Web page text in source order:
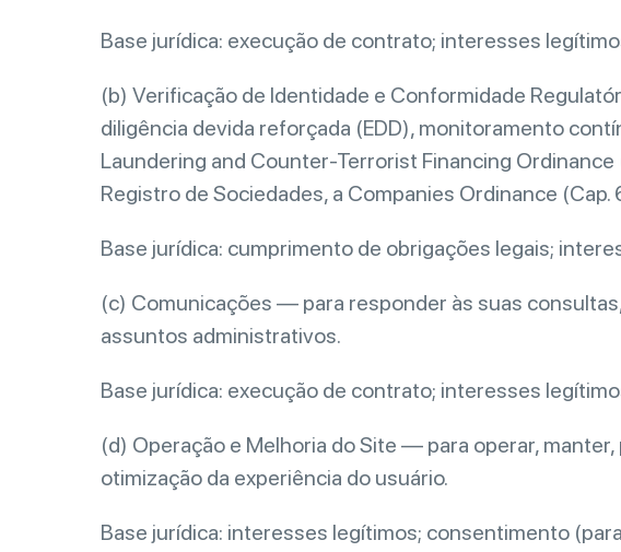
Base jurídica: execução de contrato; interesses
(b) Verificação de Identidade e Conformidade
diligência devida reforçada (EDD), monitoramento
Laundering and Counter-Terrorist Financing
Registro de Sociedades, a Companies Ordinance
Base jurídica: cumprimento de obrigações legais;
(c) Comunicações — para responder às suas
assuntos administrativos.
Base jurídica: execução de contrato; interesses
(d) Operação e Melhoria do Site — para operar,
otimização da experiência do usuário.
Base jurídica: interesses legítimos; consentimento